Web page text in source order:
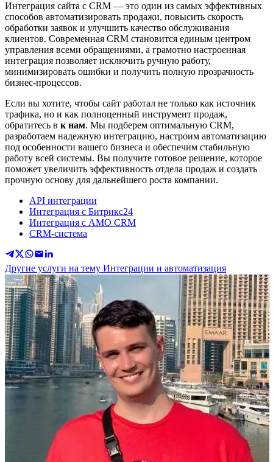
Интеграция сайта с CRM — это один из самых эффективных
способов автоматизировать продажи, повысить скорость
обработки заявок и улучшить качество обслуживания
клиентов. Современная CRM становится единым центром
управления всеми обращениями, а грамотно настроенная
интеграция позволяет исключить ручную работу,
минимизировать ошибки и получить полную прозрачность
бизнес-процессов.
Если вы хотите, чтобы сайт работал не только как источник
трафика, но и как полноценный инструмент продаж,
обратитесь в к нам. Мы подберем оптимальную CRM,
разработаем надежную интеграцию, настроим автоматизацию
под особенности вашего бизнеса и обеспечим стабильную
работу всей системы. Вы получите готовое решение, которое
поможет увеличить эффективность отдела продаж и создать
прочную основу для дальнейшего роста компании.
API интеграции
Интеграция с Битрикс24
Интеграция с АМО CRM
CRM-система
Другие услуги на тему Интеграции и автоматизация